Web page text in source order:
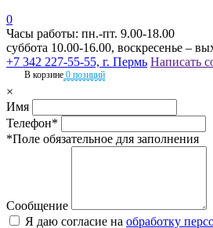
0
Часы работы: пн.-пт. 9.00-18.00
суббота 10.00-16.00, воскресенье –
+7 342 227-55-55, г. Пермь Написать
В корзине 0 позиций
×
Имя
Телефон*
*Поле обязательное для заполнения
Сообщение
Я даю согласие на обработку